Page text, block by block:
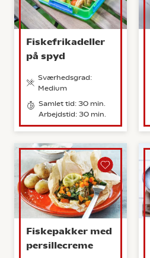
Fiskefrikadeller
på spyd
Sværhedsgrad:
Medium
Samlet tid: 30 min.
Arbejdstid: 30 min.
Fiskepakker med
persillecreme